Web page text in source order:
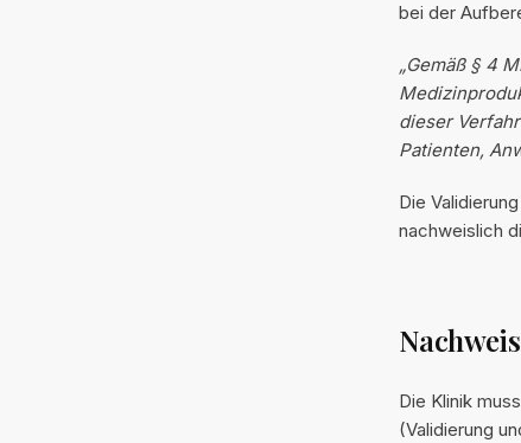
bei der
„Gemäß § 4
dieser
Patienten,
Die
nachweislich
Die Klinik
(Validierung